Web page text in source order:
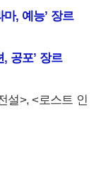
, 예능’ 장르
공포’ 장르
설>, <로스트 인